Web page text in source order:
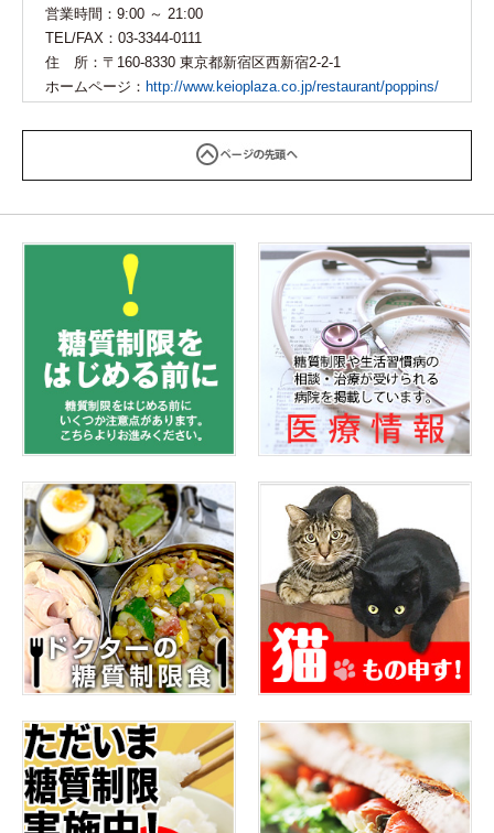
営業時間： 9:00 ～ 21:00
TEL/FAX： 03-3344-0111
住 所： 〒160-8330 東京都新宿区西新宿2-2-1
ホームページ： http://www.keioplaza.co.jp/restaurant/poppins/